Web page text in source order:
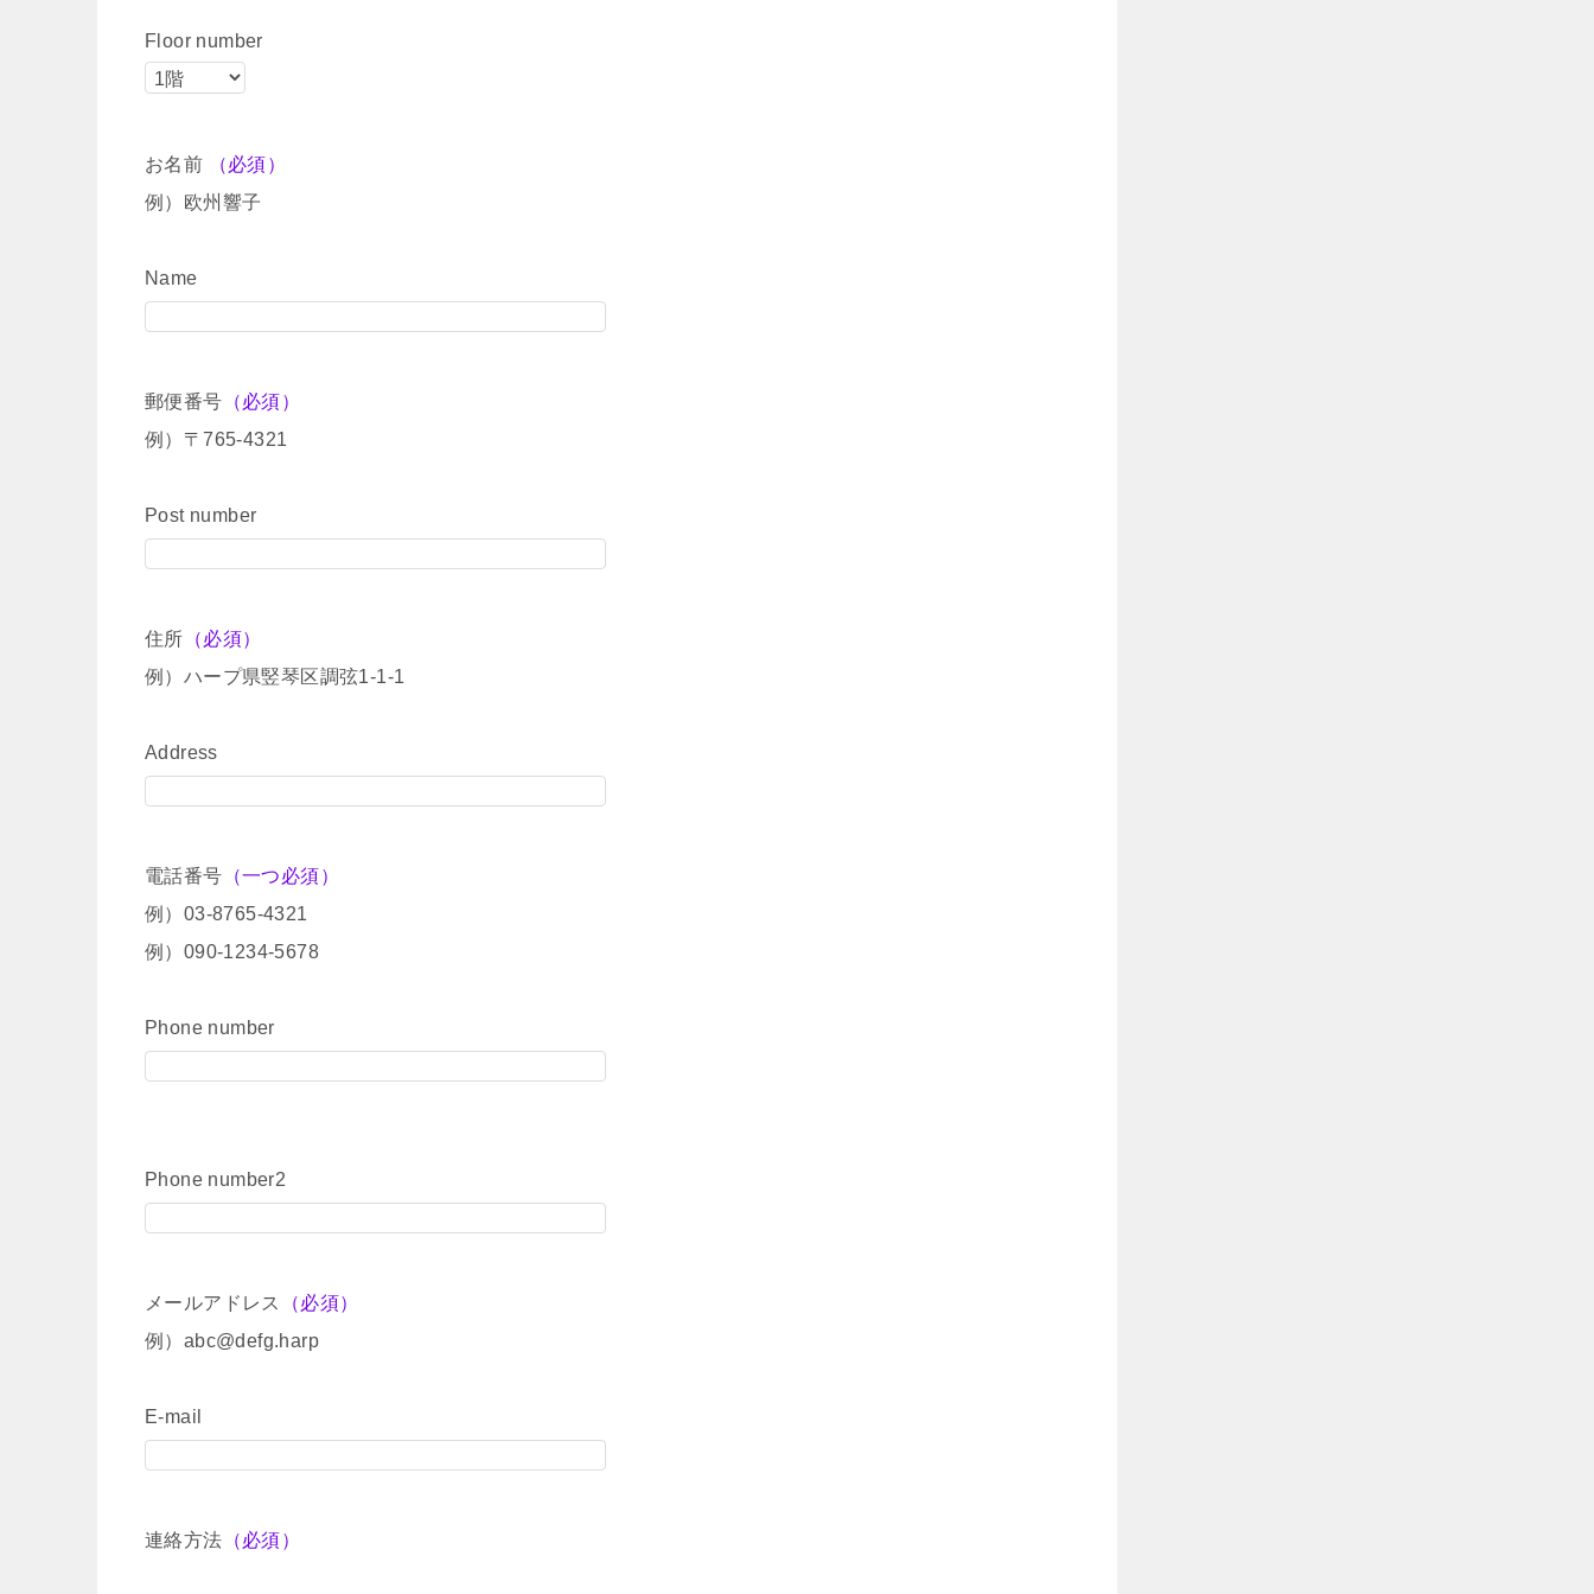
Floor number
お名前
（必須）
例）欧州響子
Name
郵便番号 （必須）
例）〒765-4321
Post number
住所 （必須）
例）ハープ県竪琴区調弦1-1-1
Address
電話番号 （一つ必須）
例）03-8765-4321
例）090-1234-5678
Phone number
Phone number2
メールアドレス
（必須）
例）abc@defg.harp
E-mail
連絡方法 （必須）